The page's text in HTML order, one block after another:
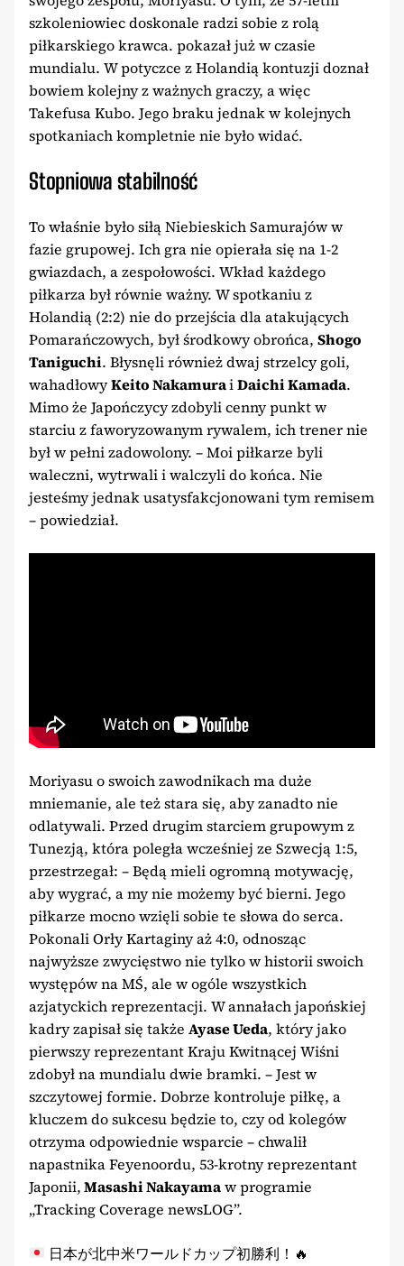
szkoleniowiec doskonale radzi sobie z rolą
piłkarskiego krawca. pokazał już w czasie
mundialu. W potyczce z Holandią kontuzji doznał
bowiem kolejny z ważnych graczy, a więc
Takefusa Kubo. Jego braku jednak w kolejnych
spotkaniach kompletnie nie było widać.
Stopniowa stabilność
To właśnie było siłą Niebieskich Samurajów w
fazie grupowej. Ich gra nie opierała się na 1-2
gwiazdach, a zespołowości. Wkład każdego
piłkarza był równie ważny. W spotkaniu z
Holandią (2:2) nie do przejścia dla atakujących
Pomarańczowych, był środkowy obrońca, Shogo
Taniguchi. Błysnęli również dwaj strzelcy goli,
wahadłowyKeito NakamuraiDaichi Kamada.
Mimo że Japończycy zdobyli cenny punkt w
starciu z faworyzowanym rywalem, ich trener nie
był w pełni zadowolony. – Moi piłkarze byli
waleczni, wytrwali i walczyli do końca. Nie
jesteśmy jednak usatysfakcjonowani tym remisem
– powiedział.
Moriyasu o swoich zawodnikach ma duże
mniemanie, ale też stara się, aby zanadto nie
odlatywali. Przed drugim starciem grupowym z
Tunezją, która poległa wcześniej ze Szwecją 1:5,
przestrzegał: – Będą mieli ogromną motywację,
aby wygrać, a my nie możemy być bierni. Jego
piłkarze mocno wzięli sobie te słowa do serca.
Pokonali Orły Kartaginy aż 4:0, odnosząc
najwyższe zwycięstwo nie tylko w historii swoich
występów na MŚ, ale w ogóle wszystkich
azjatyckich reprezentacji. W annałach japońskiej
kadry zapisał się także Ayase Ueda, który jako
pierwszy reprezentant Kraju Kwitnącej Wiśni
zdobył na mundialu dwie bramki. – Jest w
szczytowej formie. Dobrze kontroluje piłkę, a
kluczem do sukcesu będzie to, czy od kolegów
otrzyma odpowiednie wsparcie – chwalił
napastnika Feyenoordu, 53-krotny reprezentant
Japonii,Masashi Nakayamaw programie
„Tracking Coverage newsLOG”.
日本が北中米ワールドカップ初勝利！ 🔥